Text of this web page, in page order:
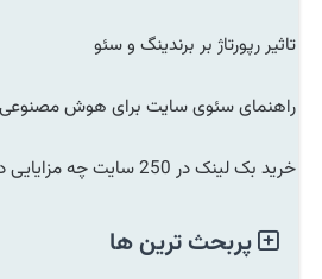
تاثیر رپورتاژ بر برندینگ و سئو
راهنمای سئوی سایت برای هوش
خرید بک لینک در 250 سایت چه مزایایی دارد؟
پربحث ترین ها